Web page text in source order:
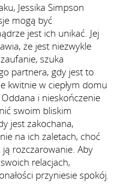
Jessika Simpson
mogą być
jest ich unikać. Jej
że jest niezwykle
szuka
partnera, gdy jest to
kwitnie w ciepłym domu
i nieskończenie
swoim bliskim
jest zakochana,
na ich zaletach, choć
rozczarowanie. Aby
relacjach,
przyniesie spokój.